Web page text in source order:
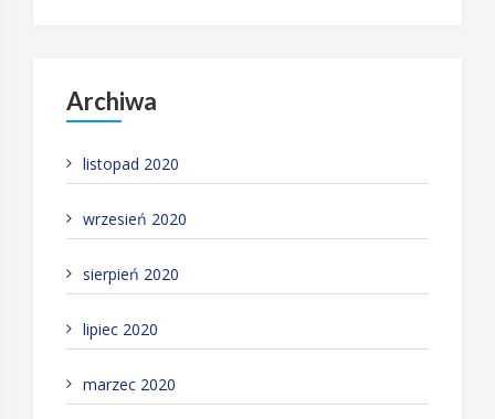
Archiwa
listopad 2020
wrzesień 2020
sierpień 2020
lipiec 2020
marzec 2020